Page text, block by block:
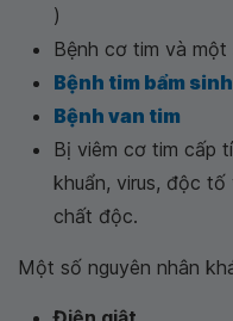
)
Bệnh cơ tim và một
Bệnh tim bẩm sinh
Bệnh van tim
Bị viêm cơ tim cấp
khuẩn, virus, độc
chất độc.
Một số nguyên nhân